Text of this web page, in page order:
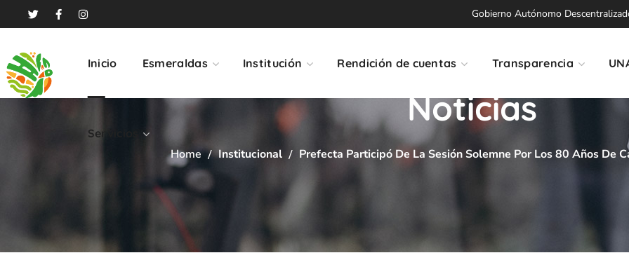
Gobierno Autónomo
Inicio Esmeraldas Institución Rendición de cuentas Transparencia
Servicios
Noticias
Home Institucional Prefecta Participó De La Sesión Solemne Por Los 80 Años De